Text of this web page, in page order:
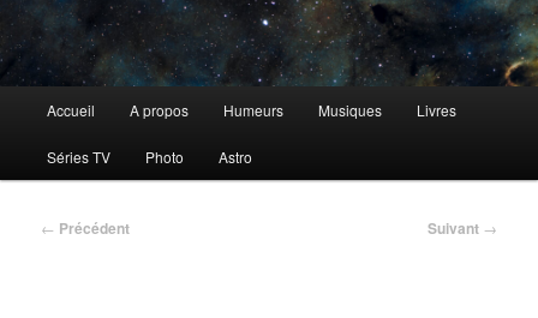
principal
Accueil A propos Humeurs Musiques Livres
Séries TV Photo Astro
Navigation
← Précédent Suivant →